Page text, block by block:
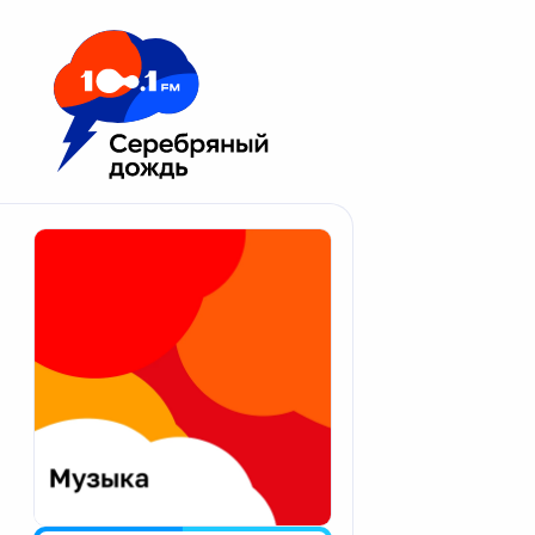
Москва 100.1 FM
Апатиты
Екатеринбург
Калининград
Калуга